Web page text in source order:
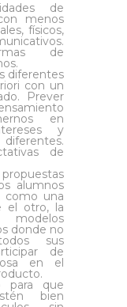
de
menos
físicos,
de
diferentes
con un
Prever
en
y
de
alumnos
como una
el otro, la
donde no
sus
de
en el
para que
bien